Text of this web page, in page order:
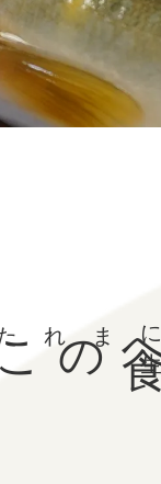
この地域に自然発生的に生まれた のこだ